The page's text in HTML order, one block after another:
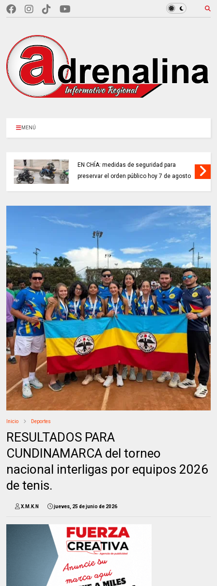
MENÚ
EN CHÍA: medidas de seguridad para
preservar el orden público hoy 7 de agosto
Inicio Deportes
RESULTADOS PARA
CUNDINAMARCA del torneo
nacional interligas por equipos 2026
de tenis.
X.M.K.N jueves, 25 de junio de 2026